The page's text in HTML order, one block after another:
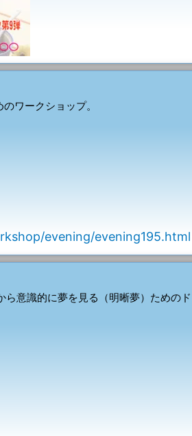
ワークショップ。
evening/evening195.html
意識的に夢を見る（明晰夢）ためのド